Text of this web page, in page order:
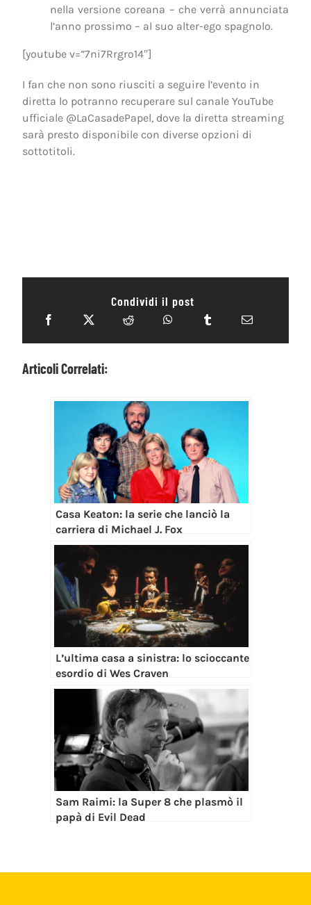
nella versione coreana – che verrà annunciata
l’anno prossimo – al suo alter-ego spagnolo.
[youtube v=”7ni7Rrgro14″]
I fan che non sono riusciti a seguire l’evento in
diretta lo potranno recuperare sul canale YouTube
ufficiale @LaCasadePapel, dove la diretta streaming
sarà presto disponibile con diverse opzioni di
sottotitoli.
Condividi il post
Articoli Correlati:
Casa Keaton: la serie che lanciò la
carriera di Michael J. Fox
L’ultima casa a sinistra: lo scioccante
esordio di Wes Craven
Sam Raimi: la Super 8 che plasmò il
papà di Evil Dead